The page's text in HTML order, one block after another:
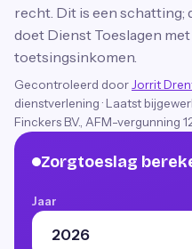
recht. Dit is een schatting;
doet Dienst Toeslagen
toetsingsinkomen.
Gecontroleerd door Jorrit
dienstverlening · Laatst
Finckers B.V., AFM-vergunning
Zorgtoeslag
Jaar